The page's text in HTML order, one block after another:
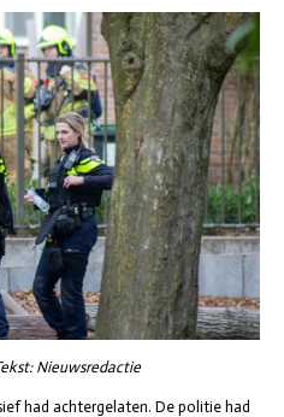
Nieuwsredactie
had achtergelaten. De politie had